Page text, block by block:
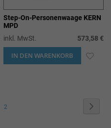
Step-On-Personenwaage KERN
MPD
inkl. MwSt.
573,58 €
IN DEN WARENKORB ZUR
Seite
Seite
2